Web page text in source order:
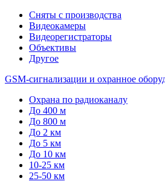
Сняты с производства
Видеокамеры
Видеорегистраторы
Объективы
Другое
GSM-сигнализации и охранное
Охрана по радиоканалу
До 400 м
До 800 м
До 2 км
До 5 км
До 10 км
10-25 км
25-50 км